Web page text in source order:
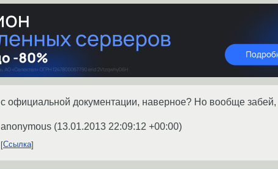
с официальной документации, наверное? Но вообще
anonymous (13.01.2013 22:09:12 +00:00)
Ссылка